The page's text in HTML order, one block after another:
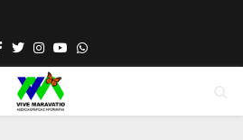
Facebook
TwitterInstagram
YoutubeWhatsapp